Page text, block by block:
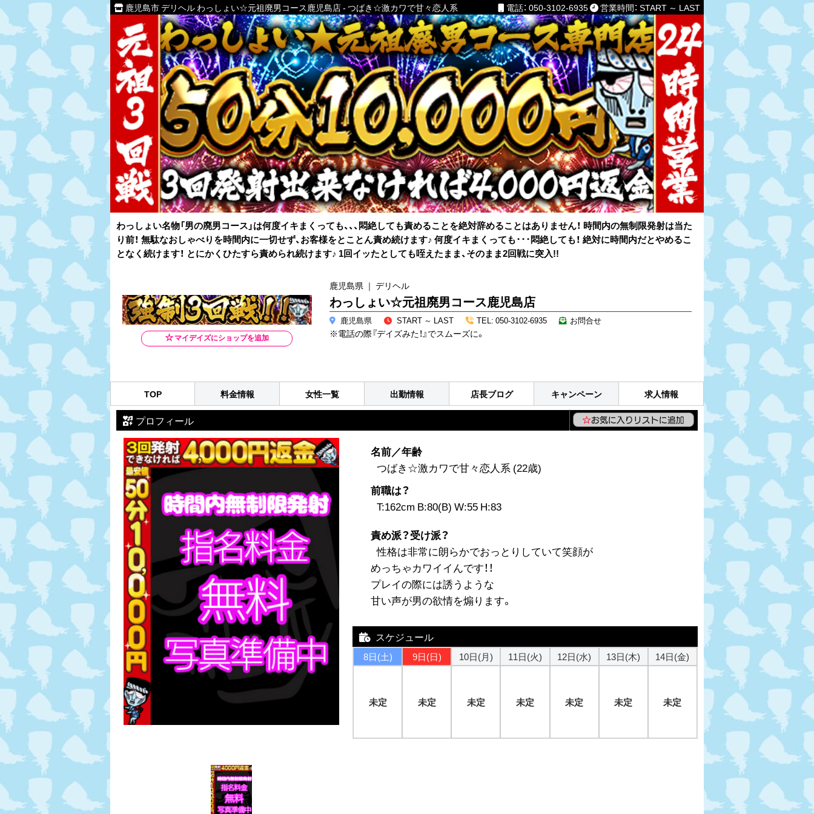
鹿児島市 デリヘル わっしょい☆元祖廃男コース鹿児島店 - つばき☆激カワで甘々恋人系 電話： 050-3102-6935 営業時間： START ～ LAST
わっしょい名物「男の廃男コース」は何度イキまくっても、、、悶絶しても責めることを絶対辞めることはありません！ 時間内の無制限発射は当た
り前！ 無駄なおしゃべりを時間内に一切せず、お客様をとことん責め続けます♪ 何度イキまくっても･･･悶絶しても！ 絶対に時間内だとやめるこ
となく続けます！ とにかくひたすら責められ続けます♪ 1回イッたとしても咥えたまま、そのまま2回戦に突入!!
鹿児島県 ｜ デリヘル
わっしょい☆元祖廃男コース鹿児島店
鹿児島県 START ～ LAST TEL: 050-3102-6935 お問合せ
※電話の際『デイズみた！』でスムーズに。
TOP 料金情報 女性一覧 出勤情報 店長ブログ キャンペーン 求人情報
プロフィール
名前／年齢
つばき☆激カワで甘々恋人系 (22歳)
前職は？
T:162cm B:80(B) W:55 H:83
責め派？受け派？
性格は非常に朗らかでおっとりしていて笑顔が
めっちゃカワイイんです！！
プレイの際には誘うような
甘い声が男の欲情を煽ります。
スケジュール
8日(土)
未定
9日(日)
未定
10日(月)
未定
11日(火)
未定
12日(水)
未定
13日(木)
未定
14日(金)
未定